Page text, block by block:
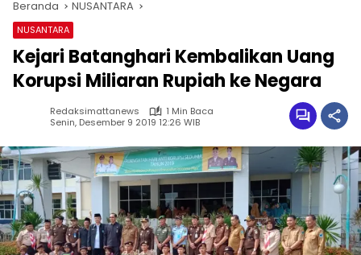
Beranda NUSANTARA
NUSANTARA
Kejari Batanghari Kembalikan Uang
Korupsi Miliaran Rupiah ke Negara
Redaksimattanews
1 Min Baca
Senin, Desember 9 2019 12:26 WIB